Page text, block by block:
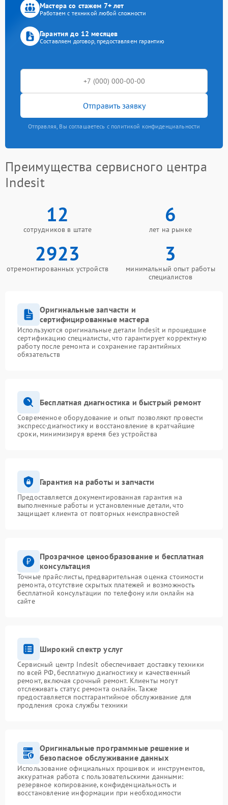
Мастера со стажем 7+ лет
Работаем с техникой любой сложности
Гарантия до 12 месяцев
Составляем договор, предоставляем гарантию
Отправить заявку
Отправляя, Вы соглашаетесь с политикой конфиденциальности
Преимущества сервисного центра
Indesit
12
сотрудников в штате
6
лет на рынке
2923
отремонтированных устройств
3
минимальный опыт работы
специалистов
Оригинальные запчасти и
сертифицированные мастера
Используются оригинальные детали Indesit и прошедшие
сертификацию специалисты, что гарантирует корректную
работу после ремонта и сохранение гарантийных
обязательств
Бесплатная диагностика и быстрый ремонт
Современное оборудование и опыт позволяют провести
экспресс-диагностику и восстановление в кратчайшие
сроки, минимизируя время без устройства
Гарантия на работы и запчасти
Предоставляется документированная гарантия на
выполненные работы и установленные детали, что
защищает клиента от повторных неисправностей
Прозрачное ценообразование и бесплатная
консультация
Точные прайс-листы, предварительная оценка стоимости
ремонта, отсутствие скрытых платежей и возможность
бесплатной консультации по телефону или онлайн на
сайте
Широкий спектр услуг
Сервисный центр Indesit обеспечивает доставку техники
по всей РФ, бесплатную диагностику и качественный
ремонт, включая срочный ремонт. Клиенты могут
отслеживать статус ремонта онлайн. Также
предоставляется постгарантийное обслуживание для
продления срока службы техники
Оригинальные программные решение и
безопасное обслуживание данных
Использование официальных прошивок и инструментов,
аккуратная работа с пользовательскими данными:
резервное копирование, конфиденциальность и
восстановление информации при необходимости